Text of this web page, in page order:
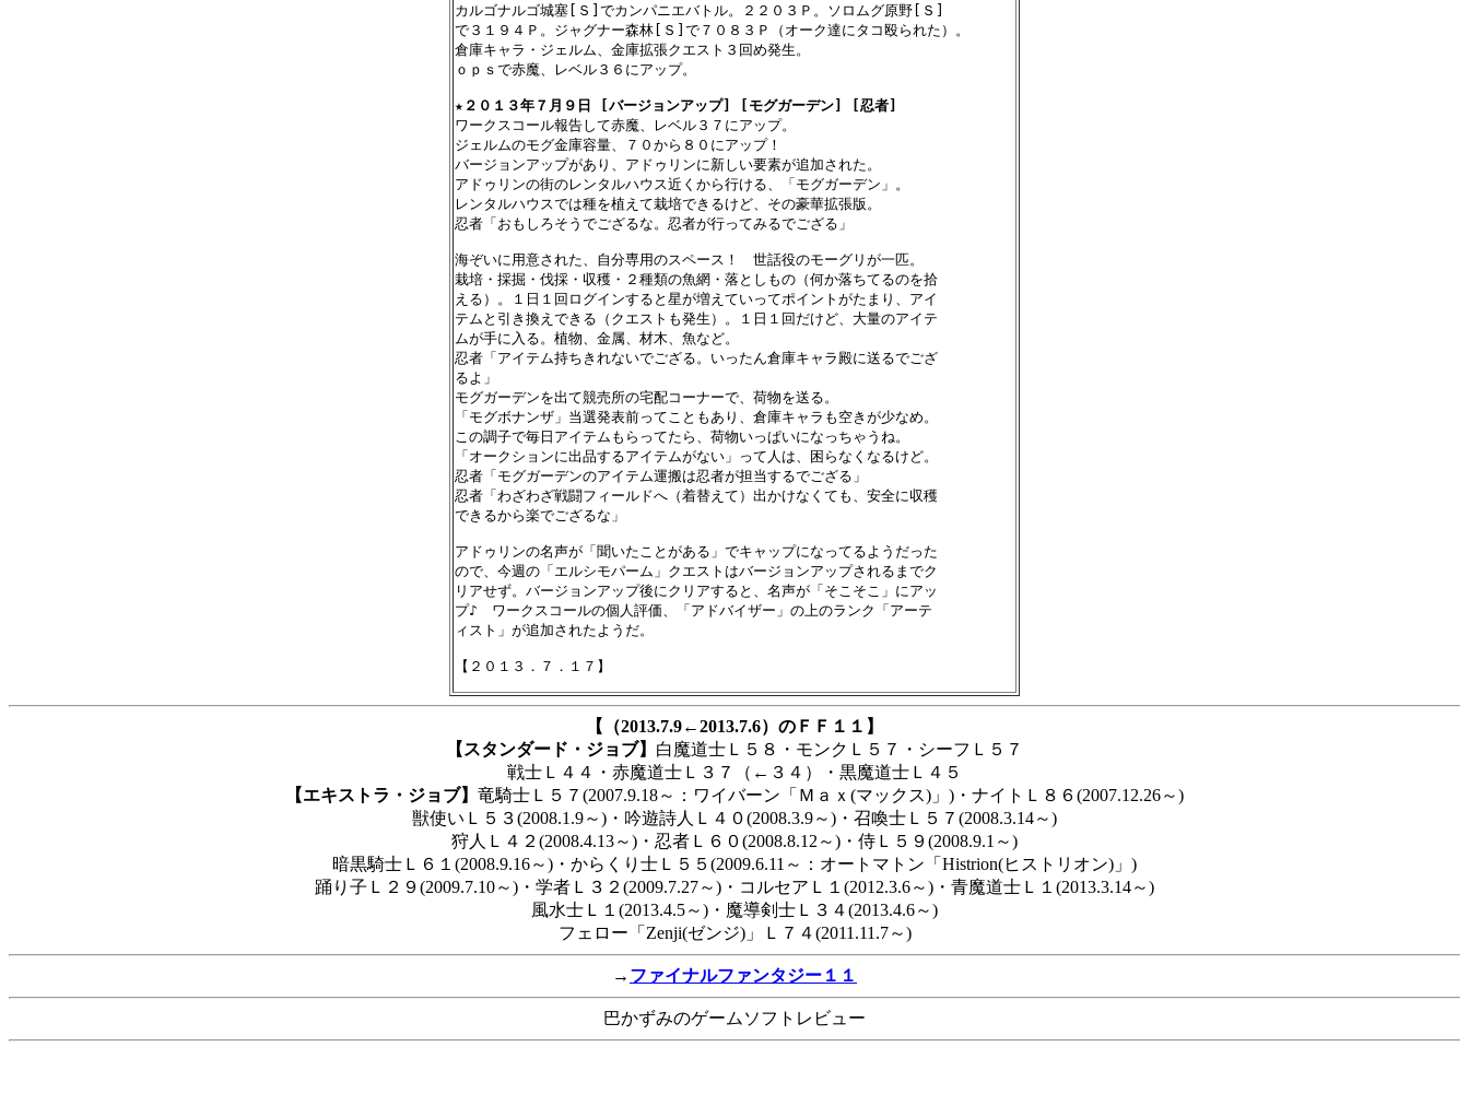
カルゴナルゴ城塞[Ｓ]でカンパニエバトル。２２０３Ｐ。ソロムグ原野[Ｓ]
で３１９４Ｐ。ジャグナー森林[Ｓ]で７０８３Ｐ（オーク達にタコ殴られた）。
倉庫キャラ・ジェルム、金庫拡張クエスト３回め発生。
ｏｐｓで赤魔、レベル３６にアップ。
★ ２０１３年７月９日 [バージョンアップ] [モグガーデン] [忍者]
ワークスコール報告して赤魔、レベル３７にアップ。
ジェルムのモグ金庫容量、７０から８０にアップ！
バージョンアップがあり、アドゥリンに新しい要素が追加された。
アドゥリンの街のレンタルハウス近くから行ける、「モグガーデン」。
レンタルハウスでは種を植えて栽培できるけど、その豪華拡張版。
忍者「おもしろそうでござるな。忍者が行ってみるでござる」
海ぞいに用意された、自分専用のスペース！　世話役のモーグリが一匹。
栽培・採掘・伐採・収穫・２種類の魚網・落としもの（何か落ちてるのを拾
える）。１日１回ログインすると星が増えていってポイントがたまり、アイ
テムと引き換えできる（クエストも発生）。１日１回だけど、大量のアイテ
ムが手に入る。植物、金属、材木、魚など。
忍者「アイテム持ちきれないでござる。いったん倉庫キャラ殿に送るでござ
るよ」
モグガーデンを出て競売所の宅配コーナーで、荷物を送る。
「モグボナンザ」当選発表前ってこともあり、倉庫キャラも空きが少なめ。
この調子で毎日アイテムもらってたら、荷物いっぱいになっちゃうね。
「オークションに出品するアイテムがない」って人は、困らなくなるけど。
忍者「モグガーデンのアイテム運搬は忍者が担当するでござる」
忍者「わざわざ戦闘フィールドへ（着替えて）出かけなくても、安全に収穫
できるから楽でござるな」
アドゥリンの名声が「聞いたことがある」でキャップになってるようだった
ので、今週の「エルシモパーム」クエストはバージョンアップされるまでク
リアせず。バージョンアップ後にクリアすると、名声が「そこそこ」にアッ
プ♪　ワークスコールの個人評価、「アドバイザー」の上のランク「アーテ
ィスト」が追加されたようだ。
【（2013.7.9←2013.7.6）のＦＦ１１】
【スタンダード・ジョブ】 白魔道士Ｌ５８・モンクＬ５７・シーフＬ５７
戦士Ｌ４４・赤魔道士Ｌ３７（←３４）・黒魔道士Ｌ４５
【エキストラ・ジョブ】 竜騎士Ｌ５７(2007.9.18～：ワイバーン「Ｍａｘ(マックス)」)・ナイトＬ８６(2007.12.26～)
獣使いＬ５３(2008.1.9～)・吟遊詩人Ｌ４０(2008.3.9～)・召喚士Ｌ５７(2008.3.14～)
狩人Ｌ４２(2008.4.13～)・忍者Ｌ６０(2008.8.12～)・侍Ｌ５９(2008.9.1～)
暗黒騎士Ｌ６１(2008.9.16～)・からくり士Ｌ５５(2009.6.11～：オートマトン「Histrion(ヒストリオン)」)
踊り子Ｌ２９(2009.7.10～)・学者Ｌ３２(2009.7.27～)・コルセアＬ１(2012.3.6～)・青魔道士Ｌ１(2013.3.14～)
風水士Ｌ１(2013.4.5～)・魔導剣士Ｌ３４(2013.4.6～)
フェロー「Zenji(ゼンジ)」Ｌ７４(2011.11.7～)
→ ファイナルファンタジー１１
巴かずみのゲームソフトレビュー